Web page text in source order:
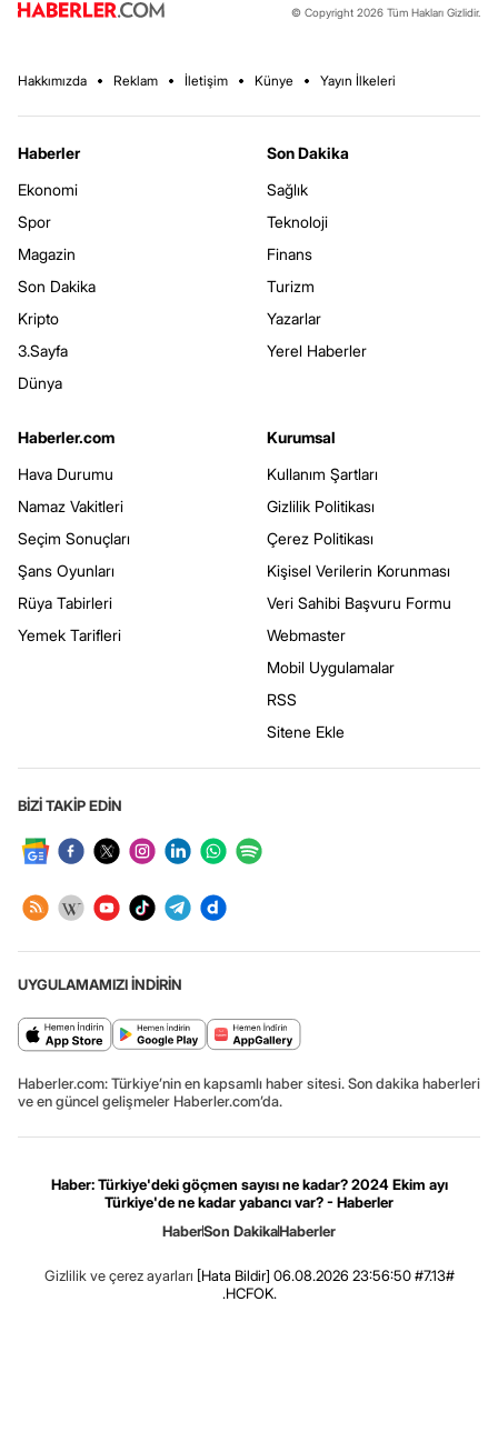
© Copyright 2026 Tüm Hakları Gizlidir.
Hakkımızda Reklam İletişim Künye Yayın İlkeleri
Haberler
Ekonomi
Spor
Magazin
Son Dakika
Kripto
3.Sayfa
Dünya
Son Dakika
Sağlık
Teknoloji
Finans
Turizm
Yazarlar
Yerel Haberler
Haberler.com
Hava Durumu
Namaz Vakitleri
Seçim Sonuçları
Şans Oyunları
Rüya Tabirleri
Yemek Tarifleri
Kurumsal
Kullanım Şartları
Gizlilik Politikası
Çerez Politikası
Kişisel Verilerin Korunması
Veri Sahibi Başvuru Formu
Webmaster
Mobil Uygulamalar
RSS
Sitene Ekle
BİZİ TAKİP EDİN
UYGULAMAMIZI İNDİRİN
Haberler.com: Türkiye’nin en kapsamlı haber sitesi. Son dakika haberleri
ve en güncel gelişmeler Haberler.com’da.
Haber: Türkiye'deki göçmen sayısı ne kadar? 2024 Ekim ayı
Türkiye'de ne kadar yabancı var? - Haberler
HaberSon DakikaHaberler
Gizlilik ve çerez ayarları [Hata Bildir] 06.08.2026 23:56:50 #7.13#
.HCFOK.